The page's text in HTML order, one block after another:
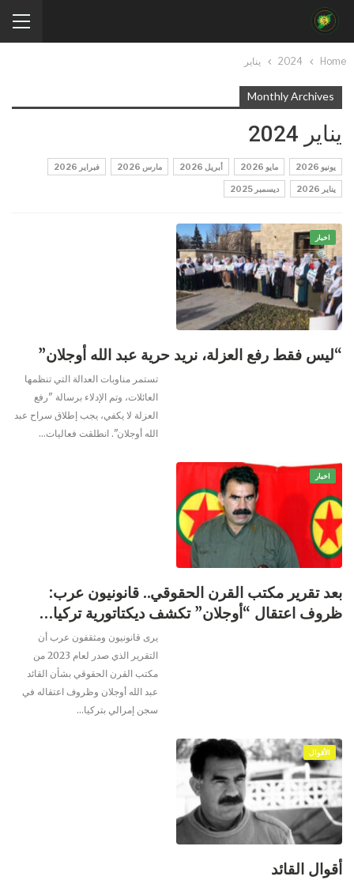
Home
2024 يناير
Monthly Archives
يناير 2024
يونيو 2026 مايو 2026 أبريل 2026 مارس 2026 فبراير 2026
يناير 2026 ديسمبر 2025
اخبار
“ليس فقط رفع العزلة، نريد حرية عبد الله أوجلان”
تستمر مناوبات العدالة التي تنظمها
العائلات، وتم الإدلاء برسالة "رفع
العزلة لا يكفي، يجب إطلاق سراح عبد
الله أوجلان". انطلقت فعاليات…
اخبار
بعد تقرير مكتب القرن الحقوقي.. قانونيون عرب:
ظروف اعتقال “أوجلان” تكشف ديكتاتورية تركيا…
يرى قانونيون ومثقفون عرب أن
التقرير الذي صدر لعام 2023 من
مكتب القرن الحقوقي بشأن القائد
عبد الله أوجلان وظروف اعتقاله في
سجن إمرالي بتركيا…
الأقوال
أقوال القائد